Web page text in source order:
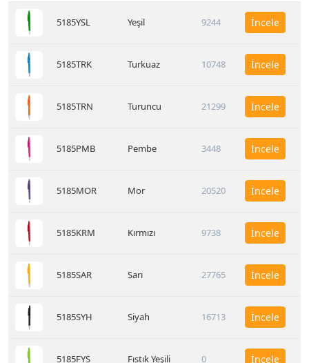
5185YSL Yeşil 9244 İncele
5185TRK Turkuaz 10748 İncele
5185TRN Turuncu 21299 İncele
5185PMB Pembe 3448 İncele
5185MOR Mor 20520 İncele
5185KRM Kırmızı 9738 İncele
5185SAR Sarı 27765 İncele
5185SYH Siyah 16713 İncele
5185FYS Fıstık Yeşili 0 İncele